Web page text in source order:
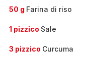
50 g Farina di riso
1 pizzico Sale
3 pizzico Curcuma